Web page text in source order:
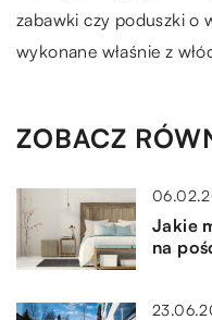
zabawki czy poduszki o
wykonane właśnie z
ZOBACZ
Jakie
na